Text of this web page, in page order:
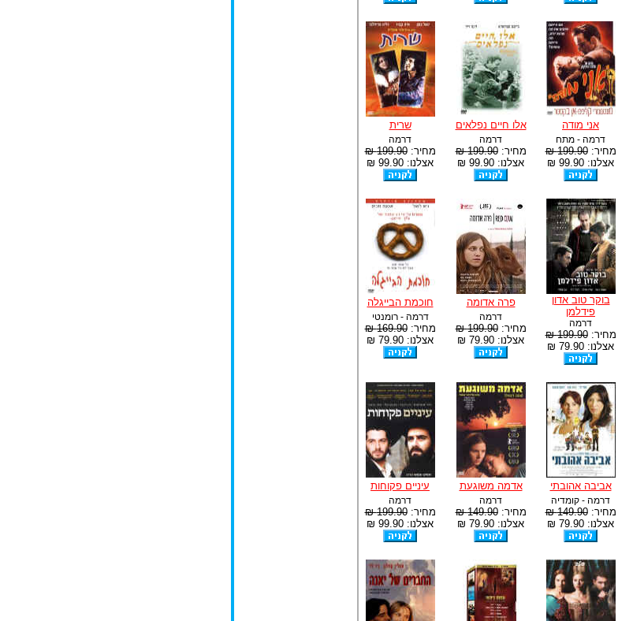
אני מודה
דרמה - מתח
מחיר:199.90 ₪
אצלנו: 99.90 ₪
אלו חיים נפלאים
דרמה
מחיר:199.90 ₪
אצלנו: 99.90 ₪
שרית
דרמה
מחיר:199.90 ₪
אצלנו: 99.90 ₪
בוקר טוב אדון
פידלמן
דרמה
מחיר:199.90 ₪
אצלנו: 79.90 ₪
פרה אדומה
דרמה
מחיר:199.90 ₪
אצלנו: 79.90 ₪
חוכמת הבייגלה
דרמה - רומנטי
מחיר:169.90 ₪
אצלנו: 79.90 ₪
אביבה אהובתי
דרמה - קומדיה
מחיר:149.90 ₪
אצלנו: 79.90 ₪
אדמה משוגעת
דרמה
מחיר:149.90 ₪
אצלנו: 79.90 ₪
עיניים פקוחות
דרמה
מחיר:199.90 ₪
אצלנו: 99.90 ₪